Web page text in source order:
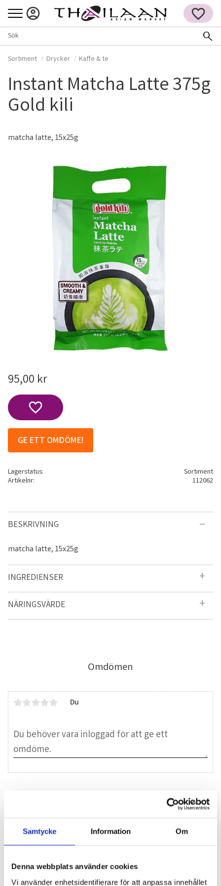
Samtycke Information Om
Denna webbplats använder cookies
Vi använder enhetsidentifierare för att anpassa innehållet
FAVORITER
Sortiment Drycker Kaffe & te
Instant Matcha Latte 375g
Gold kili
matcha latte, 15x25g
95,00 kr
Lägg till i favoriter
Lagerstatus
Sortiment
Artikelnr
112062
GE ETT OMDÖME!
BESKRIVNING
matcha latte, 15x25g
INGREDIENSER
NÄRINGSVÄRDE
Omdömen
Du
Blogg
7 juni 2026
Bläckfisk – en favorit i det asiatiska